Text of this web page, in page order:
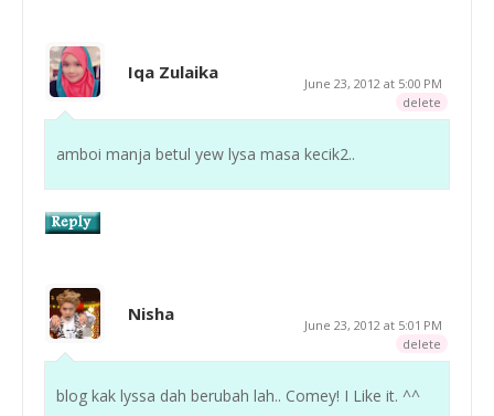
Iqa Zulaika
June 23, 2012 at 5:00 PM
delete
amboi manja betul yew lysa masa kecik2..
Nisha
June 23, 2012 at 5:01 PM
delete
blog kak lyssa dah berubah lah.. Comey! I Like it. ^^